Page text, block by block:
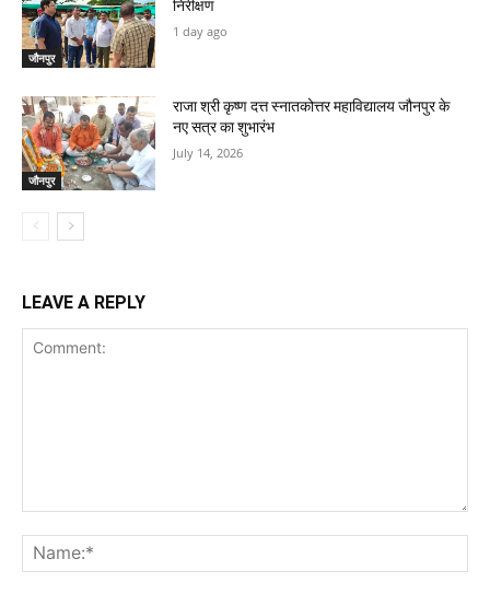
जौनपुर
निरीक्षण
1 day ago
जौनपुर
राजा श्री कृष्ण दत्त स्नातकोत्तर महाविद्यालय जौनपुर के
नए सत्र का शुभारंभ
July 14, 2026
LEAVE A REPLY